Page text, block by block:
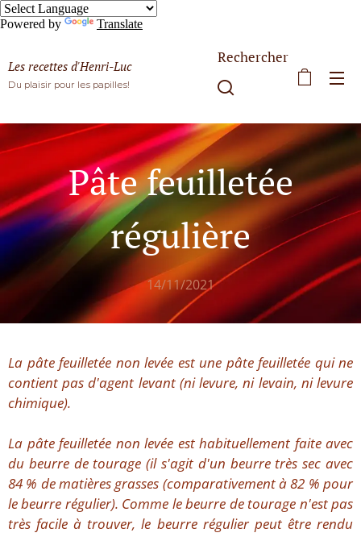
Powered by Translate
Les recettes d'Henri-Luc
Du plaisir pour les papilles!
Rechercher
Pâte feuilletée
régulière
14/11/2021
La pâte feuilletée non levée est une pâte feuilletée qui ne
contient pas d'agent levant (ni levure, ni levain, ni levure
chimique).
La pâte feuilletée non levée est habituellement faite avec
du beurre de tourage (il s'agit d'un beurre très sec avec
84 % de matières grasses (comparativement à 82 % pour
le beurre régulier). Comme le beurre de tourage n'est pas
très facile à trouver, le beurre régulier peut être rendu